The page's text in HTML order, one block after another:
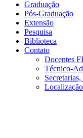
Graduação
Pós-Graduação
Extensão
Pesquisa
Biblioteca
Contato
Docentes
Técnico-
Localização